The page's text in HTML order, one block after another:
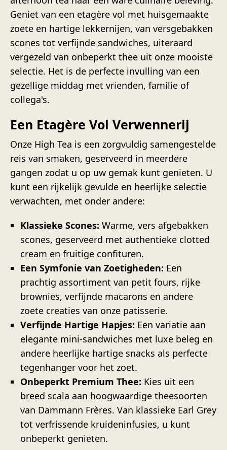
Geniet van een etagère vol met huisgemaakte
zoete en hartige lekkernijen, van versgebakken
scones tot verfijnde sandwiches, uiteraard
vergezeld van onbeperkt thee uit onze mooiste
selectie. Het is de perfecte invulling van een
gezellige middag met vrienden, familie of
collega's.
Een Etagère Vol Verwennerij
Onze High Tea is een zorgvuldig samengestelde
reis van smaken, geserveerd in meerdere
gangen zodat u op uw gemak kunt genieten. U
kunt een rijkelijk gevulde en heerlijke selectie
verwachten, met onder andere:
Klassieke Scones: Warme, vers afgebakken
scones, geserveerd met authentieke clotted
cream en fruitige confituren.
Een Symfonie van Zoetigheden: Een
prachtig assortiment van petit fours, rijke
brownies, verfijnde macarons en andere
zoete creaties van onze patisserie.
Verfijnde Hartige Hapjes: Een variatie aan
elegante mini-sandwiches met luxe beleg en
andere heerlijke hartige snacks als perfecte
tegenhanger voor het zoet.
Onbeperkt Premium Thee: Kies uit een
breed scala aan hoogwaardige theesoorten
van Dammann Frères. Van klassieke Earl Grey
tot verfrissende kruideninfusies, u kunt
onbeperkt genieten.